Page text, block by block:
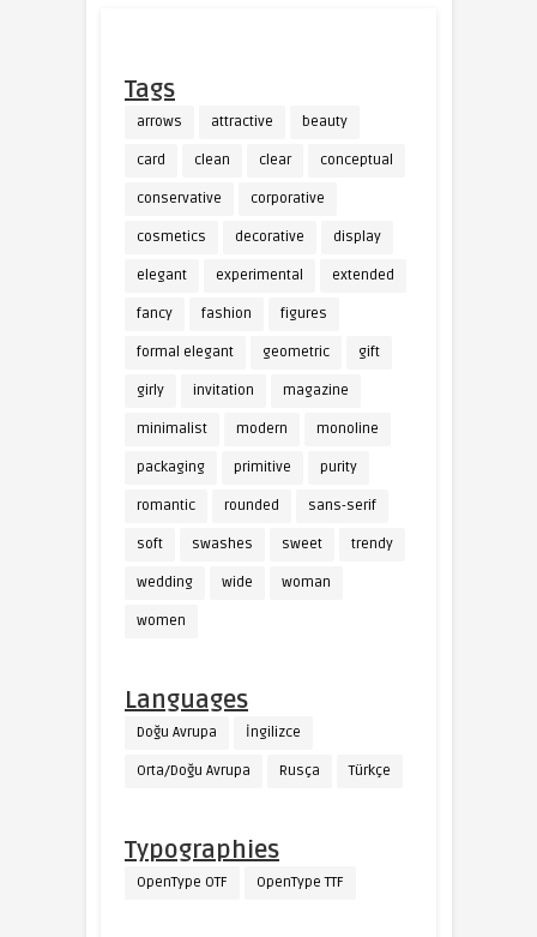
Tags
arrows attractive beauty
card clean clear conceptual
conservative corporative
cosmetics decorative display
elegant experimental extended
fancy fashion figures
formal elegant geometric gift
girly invitation magazine
minimalist modern monoline
packaging primitive purity
romantic rounded sans-serif
soft swashes sweet trendy
wedding wide woman
women
Languages
Doğu Avrupa İngilizce
Orta/Doğu Avrupa Rusça Türkçe
Typographies
OpenType OTF OpenType TTF